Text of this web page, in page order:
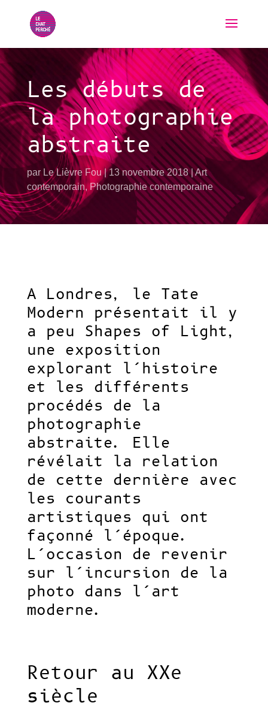
Les débuts de
la photographie
abstraite
par Le Lièvre Fou 13 novembre 2018
Art
contemporain,Photographie contemporaine
A Londres, le Tate
Modern présentait il y
a peu Shapes of Light,
une exposition
explorant l’histoire
et les différents
procédés de la
photographie
abstraite. Elle
révélait la relation
de cette dernière avec
les courants
artistiques qui ont
façonné l’époque.
L’occasion de revenir
sur l’incursion de la
photo dans l’art
moderne.
Retour au XXe
siècle